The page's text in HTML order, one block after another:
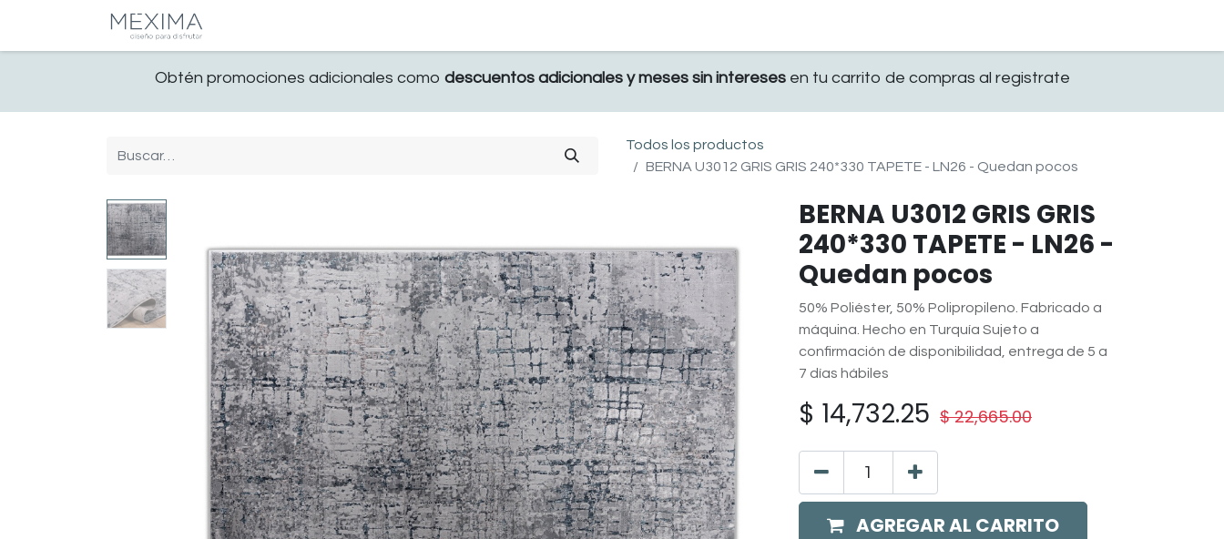
Obtén promociones adicionales como descuentos adicionales y meses sin interesesen tu carrito de compras al registrate
Todos los productos
BERNA U3012 GRIS GRIS 240*330 TAPETE - LN26 - Quedan pocos
BERNA U3012 GRIS GRIS
240*330 TAPETE - LN26 -
Quedan pocos
50% Poliéster, 50% Polipropileno. Fabricado a
máquina. Hecho en Turquía Sujeto a
confirmación de disponibilidad, entrega de 5 a
7 días hábiles
$ 14,732.25 $22,665.00
AGREGAR AL CARRITO